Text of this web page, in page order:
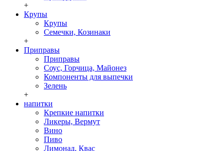
+
Крупы
Крупы
Семечки, Козинаки
+
Приправы
Приправы
Соус, Горчица, Майонез
Компоненты для выпечки
Зелень
+
напитки
Крепкие напитки
Ликеры, Вермут
Вино
Пиво
Лимонад, Квас